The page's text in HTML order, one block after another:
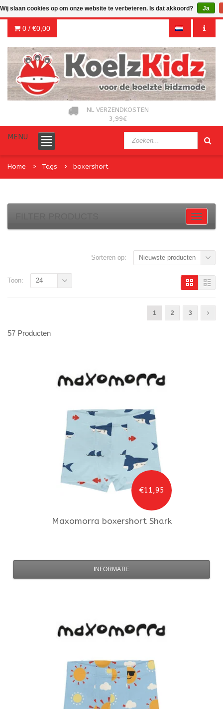
0 / €0,00
NL VERZENDKOSTEN
3,99€
MENU
Home Tags boxershort
Sorteren op: Nieuwste producten
1 2 3
Toon: 24
57 Producten
€11,95
Maxomorra boxershort Shark
INFORMATIE
Wij slaan cookies op om onze website te verbeteren. Is dat akkoord? Ja